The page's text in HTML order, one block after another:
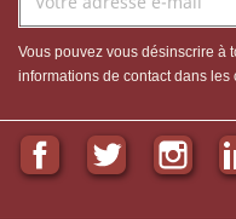
Vous pouvez vous désinscrire à
informations de contact dans
FacebookTwitter